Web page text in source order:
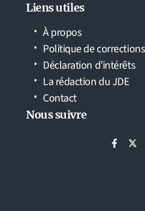
Liens utiles
À propos
Politique de corrections
Déclaration d’intérêts
La rédaction du JDE
Contact
Nous suivre